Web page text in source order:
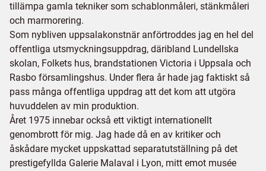
tillämpa gamla tekniker som schablonmåleri, stänkmåleri
och marmorering.
Som nybliven uppsalakonstnär anförtroddes jag en hel del
offentliga utsmyckningsuppdrag, däribland Lundellska
skolan, Folkets hus, brandstationen Victoria i Uppsala och
Rasbo församlingshus. Under flera år hade jag faktiskt så
pass många offentliga uppdrag att det kom att utgöra
huvuddelen av min produktion.
Året 1975 innebar också ett viktigt internationellt
genombrott för mig. Jag hade då en av kritiker och
åskådare mycket uppskattad separatutställning på det
prestigefyllda Galerie Malaval i Lyon, mitt emot musée